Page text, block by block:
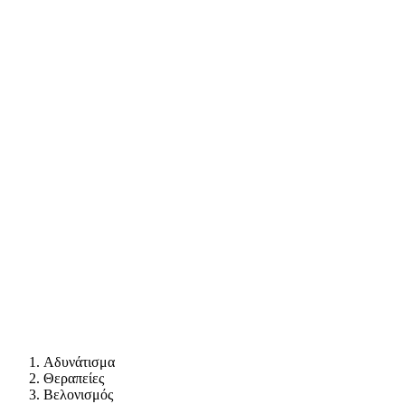
Αδυνάτισμα
Θεραπείες
Βελονισμός